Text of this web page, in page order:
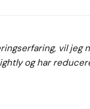
vil
og har